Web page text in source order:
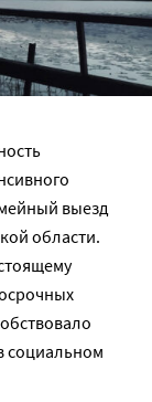
выезд
области.
социальном